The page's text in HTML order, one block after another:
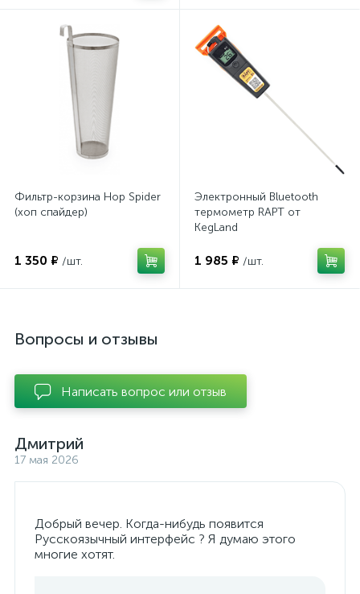
Фильтр-корзина Hop Spider
(хоп спайдер)
1 350 ₽ /шт.
Электронный Bluetooth
термометр RAPT от
KegLand
1 985 ₽ /шт.
Вопросы и отзывы
Написать вопрос или отзыв
Дмитрий
17 мая 2026
Добрый вечер. Когда-нибудь появится
Русскоязычный интерфейс ? Я думаю этого
многие хотят.